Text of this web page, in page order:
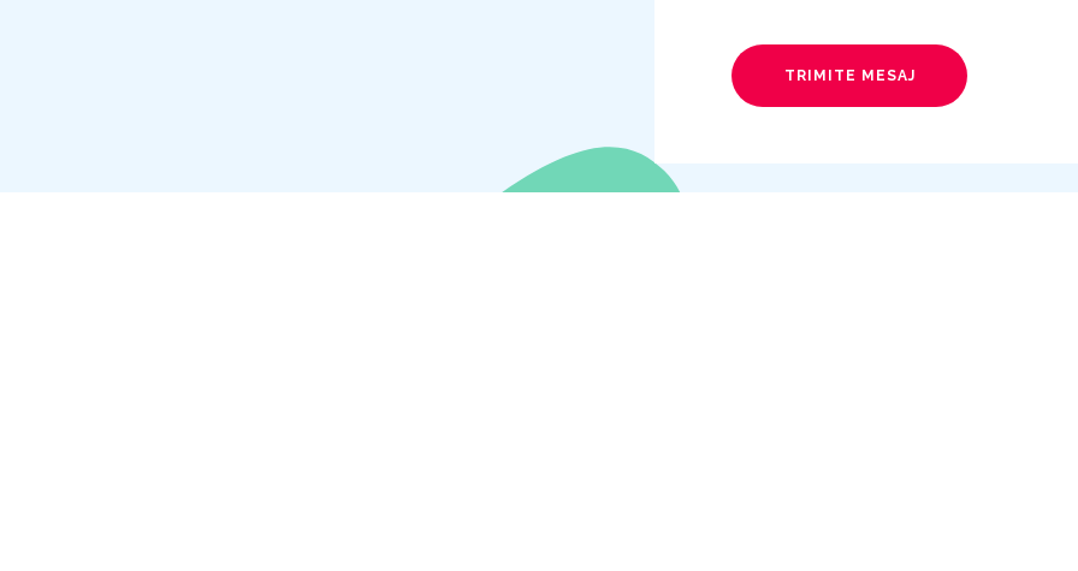
TRIMITE MESAJ